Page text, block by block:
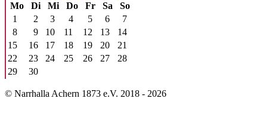
Mo
Di Mi Do Fr Sa
So
1
2 3 4 5 6
7
8
9 10 11 12 13
14
15
16 17 18 19 20
21
22
23 24 25 26 27
28
29
30
© Narrhalla Achern 1873 e.V. 2018 - 2026